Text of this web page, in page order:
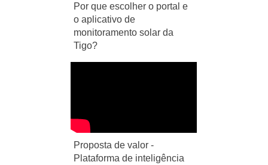
Por que escolher o portal e
o aplicativo de
monitoramento solar da
Tigo?
Proposta de valor -
Plataforma de inteligência